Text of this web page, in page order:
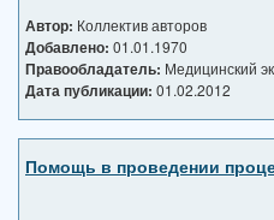
Автор: Коллектив авторов
Добавлено: 01.01.1970
Правообладатель: Медицинский
Дата публикации: 01.02.2012
Помощь в проведении